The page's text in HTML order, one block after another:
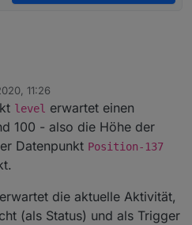
3. Wenn ich den
fahrt der Rolladen jedoch
fährt er runter, der stop befehl
138 wird eine Zahl verlangt
jarvis einstellen? Könnte mir da
11:26
level erwartet einen
100 - also die Höhe der
Datenpunkt Position-137
erwartet die aktuelle Aktivität,
(als Status) und als Trigger